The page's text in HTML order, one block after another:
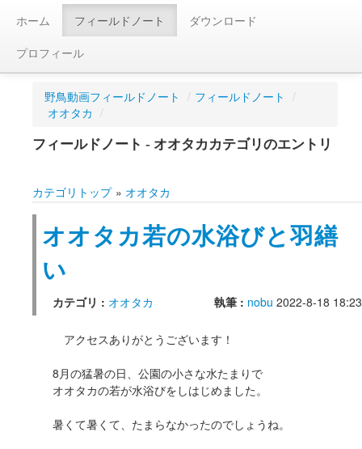
ホーム フィールドノート
ダウンロード
プロフィール
野鳥動画フィールドノート / フィールドノート /
オオタカ /
フィールドノート - オオタカカテゴリのエントリ
カテゴリトップ » オオタカ
オオタカ若の水浴びと羽繕
い
カテゴリ : オオタカ 執筆 : nobu 2022-8-18 18:23
アクセスありがとうございます！
8月の猛暑の日、公園の小さな水たまりで
オオタカの若が水浴びをしはじめました。
暑くて暑くて、たまらなかったのでしょうね。